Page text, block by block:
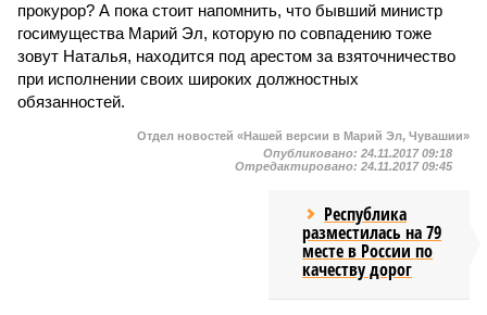
прокурор? А пока стоит напомнить, что бывший министр
госимущества Марий Эл, которую по совпадению тоже
зовут Наталья, находится под арестом за взяточничество
при исполнении своих широких должностных
обязанностей.
Отдел новостей «Нашей версии в Марий Эл, Чувашии»
Опубликовано: 24.11.2017 09:18
Отредактировано: 24.11.2017 09:45
Республика
разместилась на 79
месте в России по
качеству дорог